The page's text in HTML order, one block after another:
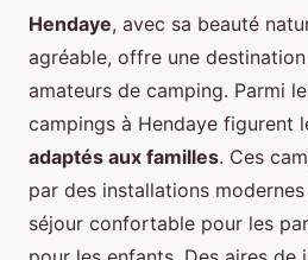
Hendaye, avec sa beauté
agréable, offre une
amateurs de camping. Parmi
campings à Hendaye figurent
adaptés aux familles. Ces
par des installations
séjour confortable pour les